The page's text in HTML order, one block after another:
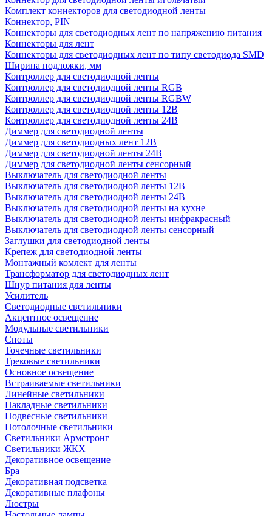
Комплект коннекторов для светодиодной ленты
Коннектор, PIN
Коннекторы для светодиодных лент по напряжению питания
Коннекторы для лент
Коннекторы для светодиодных лент по типу светодиода SMD
Ширина подложки, мм
Контроллер для светодиодной ленты
Контроллер для светодиодной ленты RGB
Контроллер для светодиодной ленты RGBW
Контроллер для светодиодной ленты 12В
Контроллер для светодиодной ленты 24В
Диммер для светодиодной ленты
Диммер для светодиодных лент 12В
Диммер для светодиодной ленты 24В
Диммер для светодиодной ленты сенсорный
Выключатель для светодиодной ленты
Выключатель для светодиодной ленты 12В
Выключатель для светодиодной ленты 24В
Выключатель для светодиодной ленты на кухне
Выключатель для светодиодной ленты инфракрасный
Выключатель для светодиодной ленты сенсорный
Заглушки для светодиодной ленты
Крепеж для светодиодной ленты
Монтажный комлект для ленты
Трансформатор для светодиодных лент
Шнур питания для ленты
Усилитель
Светодиодные светильники
Акцентное освещение
Модульные светильники
Споты
Точечные светильники
Трековые светильники
Основное освещение
Встраиваемые светильники
Линейные светильники
Накладные светильники
Подвесные светильники
Потолочные светильники
Светильники Армстронг
Светильники ЖКХ
Декоративное освещение
Бра
Декоративная подсветка
Декоративные плафоны
Люстры